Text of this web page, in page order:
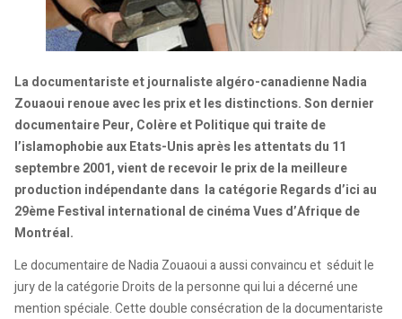
La documentariste et journaliste algéro-canadienne Nadia
Zouaoui renoue avec les prix et les distinctions. Son dernier
documentaire Peur, Colère et Politique qui traite de
l’islamophobie aux Etats-Unis après les attentats du 11
septembre 2001, vient de recevoir le prix de la meilleure
production indépendante dans la catégorie Regards d’ici au
29ème Festival international de cinéma Vues d’Afrique de
Montréal.
Le documentaire de Nadia Zouaoui a aussi convaincu et séduit le
jury de la catégorie Droits de la personne qui lui a décerné une
mention spéciale. Cette double consécration de la documentariste